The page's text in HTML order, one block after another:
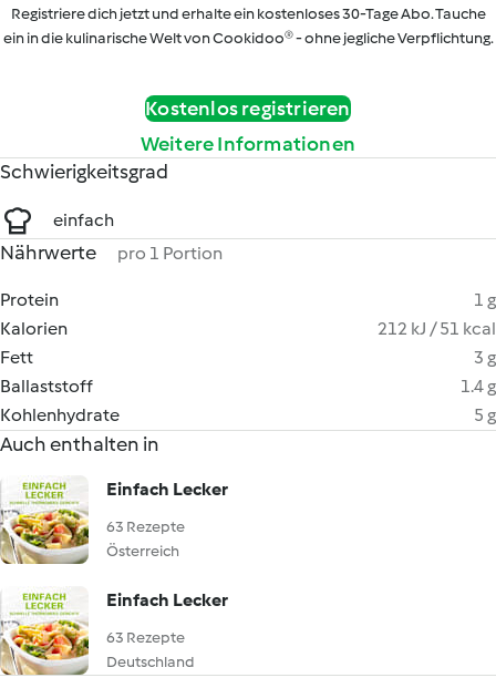
Registriere dich jetzt und erhalte ein kostenloses 30-Tage Abo. Tauche
ein in die kulinarische Welt von Cookidoo® - ohne jegliche Verpflichtung.
Kostenlos registrieren
Weitere Informationen
Schwierigkeitsgrad
einfach
Nährwerte pro 1 Portion
Protein
1 g
Kalorien
212 kJ / 51 kcal
Fett
3 g
Ballaststoff
1.4 g
Kohlenhydrate
5 g
Auch enthalten in
Einfach Lecker
63 Rezepte
Österreich
Einfach Lecker
63 Rezepte
Deutschland